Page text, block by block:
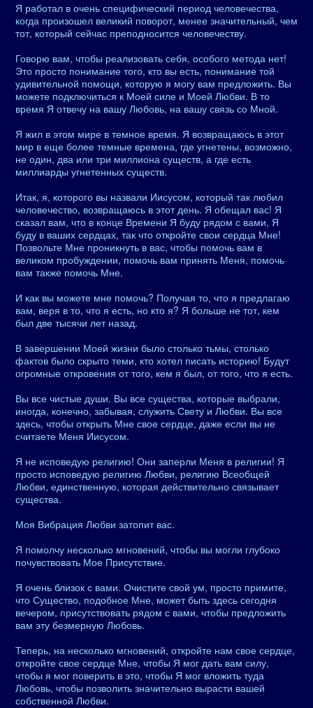
Я работал в очень специфический период человечества,
когда произошел великий поворот, менее значительный, чем
тот, который сейчас преподносится человечеству.
Говорю вам, чтобы реализовать себя, особого метода нет!
Это просто понимание того, кто вы есть, понимание той
удивительной помощи, которую я могу вам предложить. Вы
можете подключиться к Моей силе и Моей Любви. В то
время Я отвечу на вашу Любовь, на вашу связь со Мной.
Я жил в этом мире в темное время. Я возвращаюсь в этот
мир в еще более темные времена, где угнетены, возможно,
не один, два или три миллиона существ, а где есть
миллиарды угнетенных существ.
Итак, я, которого вы назвали Иисусом, который так любил
человечество, возвращаюсь в этот день. Я обещал вас! Я
сказал вам, что в конце Времени Я буду рядом с вами, Я
буду в ваших сердцах, так что откройте свои сердца Мне!
Позвольте Мне проникнуть в вас, чтобы помочь вам в
великом пробуждении, помочь вам принять Меня, помочь
вам также помочь Мне.
И как вы можете мне помочь? Получая то, что я предлагаю
вам, веря в то, что я есть, но кто я? Я больше не тот, кем
был две тысячи лет назад.
В завершении Моей жизни было столько тьмы, столько
фактов было скрыто теми, кто хотел писать историю! Будут
огромные откровения от того, кем я был, от того, что я есть.
Вы все чистые души. Вы все существа, которые выбрали,
иногда, конечно, забывая, служить Свету и Любви. Вы все
здесь, чтобы открыть Мне свое сердце, даже если вы не
считаете Меня Иисусом.
Я не исповедую религию! Они заперли Меня в религии! Я
просто исповедую религию Любви, религию Всеобщей
Любви, единственную, которая действительно связывает
существа.
Моя Вибрация Любви затопит вас.
Я помолчу несколько мгновений, чтобы вы могли глубоко
почувствовать Мое Присутствие.
Я очень близок с вами. Очистите свой ум, просто примите,
что Существо, подобное Мне, может быть здесь сегодня
вечером, присутствовать рядом с вами, чтобы предложить
вам эту безмерную Любовь.
Теперь, на несколько мгновений, откройте нам свое сердце,
откройте свое сердце Мне, чтобы Я мог дать вам силу,
чтобы я мог поверить в это, чтобы Я мог вложить туда
Любовь, чтобы позволить значительно вырасти вашей
собственной Любви.